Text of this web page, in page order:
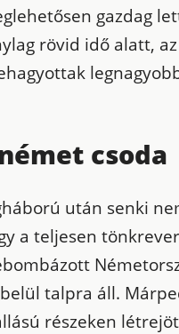
gazdag
rövid idő alatt, az
csoda
után senki
a teljesen
talpra áll.
részeken